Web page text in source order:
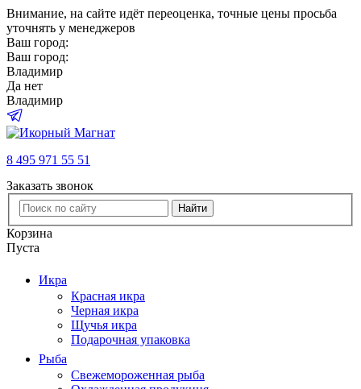
Внимание, на сайте идёт переоценка, точные цены просьба
уточнять у менеджеров
Ваш город:
Ваш город:
Владимир
Да нет
Владимир
8 495 971 55 51
Заказать звонок
Найти
Корзина
Пуста
Икра
Красная икра
Черная икра
Щучья икра
Подарочная упаковка
Рыба
Свежемороженная рыба